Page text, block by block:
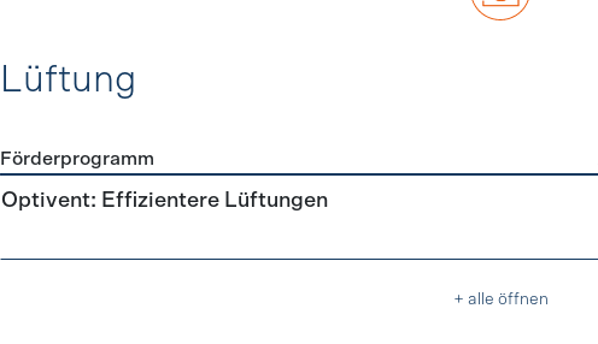
Lüftung
Förderprogramme Lüftung
Förderprogramm
Optivent: Effizientere Lüftungen
+ alle öffnen